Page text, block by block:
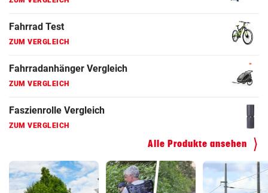
ZUM VERGLEICH
ZUM VERGLEICH
ZUM VERGLEICH
Alle Produkte ansehen